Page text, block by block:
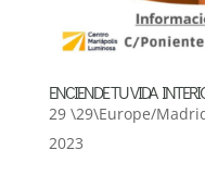
ENCIENDE TU VIDA
29 \29\Europe/
2023